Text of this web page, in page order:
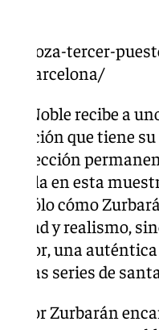
roza-tercer-
barcelona/
Sala Noble recibe a
que tiene
colección
en esta
sólo cómo
y realismo,
una
las series de
por Zurbarán